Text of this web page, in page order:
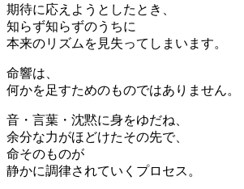
期待に応えようとしたとき、
知らず知らずのうちに
本来のリズムを見失ってしまいます。
命響は、
何かを足すためのものではありません。
音・言葉・沈黙に身をゆだね、
余分な力がほどけたその先で、
命そのものが
静かに調律されていくプロセス。